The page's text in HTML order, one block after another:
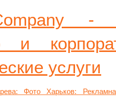
-
и
услуги
Фото Харьков: